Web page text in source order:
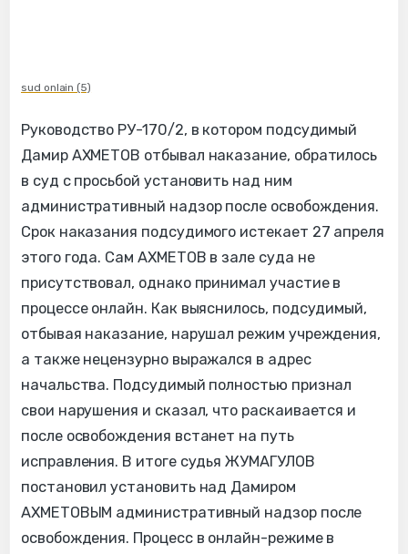
sud onlain (5)
Руководство РУ-170/2, в котором подсудимый
Дамир АХМЕТОВ отбывал наказание, обратилось
в суд с просьбой установить над ним
административный надзор после освобождения.
Срок наказания подсудимого истекает 27 апреля
этого года. Сам АХМЕТОВ в зале суда не
присутствовал, однако принимал участие в
процессе онлайн. Как выяснилось, подсудимый,
отбывая наказание, нарушал режим учреждения,
а также нецензурно выражался в адрес
начальства. Подсудимый полностью признал
свои нарушения и сказал, что раскаивается и
после освобождения встанет на путь
исправления. В итоге судья ЖУМАГУЛОВ
постановил установить над Дамиром
АХМЕТОВЫМ административный надзор после
освобождения. Процесс в онлайн-режиме в